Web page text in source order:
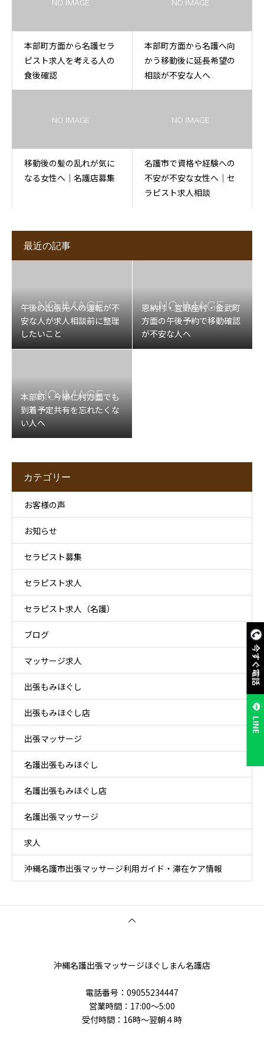
今すぐ電話
LINE
本部町方面から名護セラ
ピスト求人を考える人の
食後確認
本部町方面から名護へ向
かう移動後に延長希望の
相談が不安な人へ
移動後の髪の乱れが気に
なる女性へ｜名護店募集
名護市で資格や経験への
不安が不安な女性へ｜セ
ラピスト求人相談
最近の記事
午後の出張先への運転が不
安な人が求人相談前に整理
したいこと
恩納村・宜野座村・金武町
方面の午後予約で移動確認
が不安な人へ
本部町・今帰仁村方面でも
到着予定共有を忘れたくな
い人へ
カテゴリー
お客様の声
お知らせ
セラピスト募集
セラピスト求人
セラピスト求人（名護）
ブログ
マッサージ求人
出張もみほぐし
出張もみほぐし店
出張マッサージ
名護出張もみほぐし
名護出張もみほぐし店
名護出張マッサージ
求人
沖縄名護市出張マッサージ利用ガイド・滞在ケア情報
沖縄名護出張マッサージほぐしまん名護店
電話番号‭：09055234447
営業時間：17:00～5:00
受付時間：16時〜翌朝４時